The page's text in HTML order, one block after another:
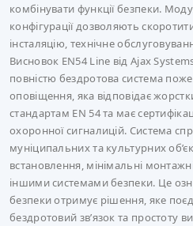
комбінувати функції безпеки.
конфігурації дозволяють
інсталяцію, технічне
Висновок EN54 Line від Ajax
повністю бездротова система
оповіщення, яка відповідає
стандартам EN 54 та має
охоронної сигналицій. Система
муніципальних та культурних
встановлення, мінімальні
іншими системами безпеки. Це
безпеки отримує рішення, яке
бездротовий зв’язок та простоту